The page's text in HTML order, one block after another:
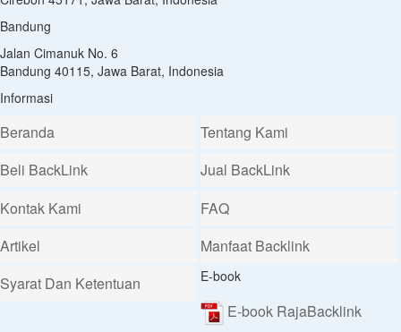
Bandung
Jalan Cimanuk No. 6
Bandung 40115, Jawa Barat, Indonesia
Informasi
Beranda
Tentang Kami
Beli BackLink
Jual BackLink
Kontak Kami
FAQ
Artikel
Manfaat Backlink
Syarat Dan Ketentuan
E-book
E-book RajaBacklink